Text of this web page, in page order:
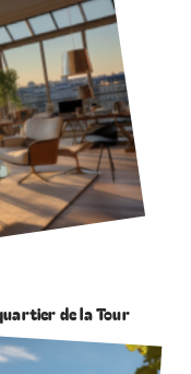
de la Tour